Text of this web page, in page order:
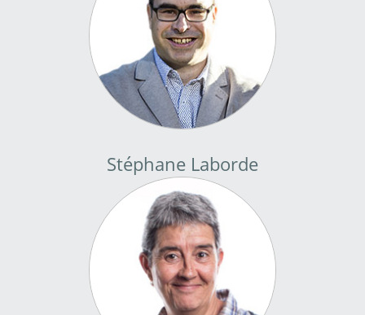
Stéphane Laborde